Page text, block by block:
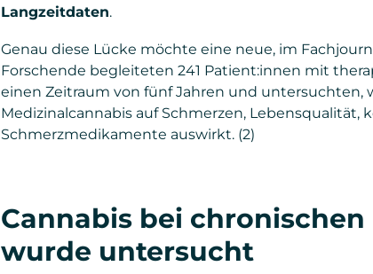
Langzeitdaten.
Genau diese Lücke möchte eine neue, im
Forschende begleiteten 241 Patient:innen mit
einen Zeitraum von fünf Jahren und untersuchten,
Medizinalcannabis auf Schmerzen,
Schmerzmedikamente auswirkt. (2)
Cannabis bei
wurde untersucht